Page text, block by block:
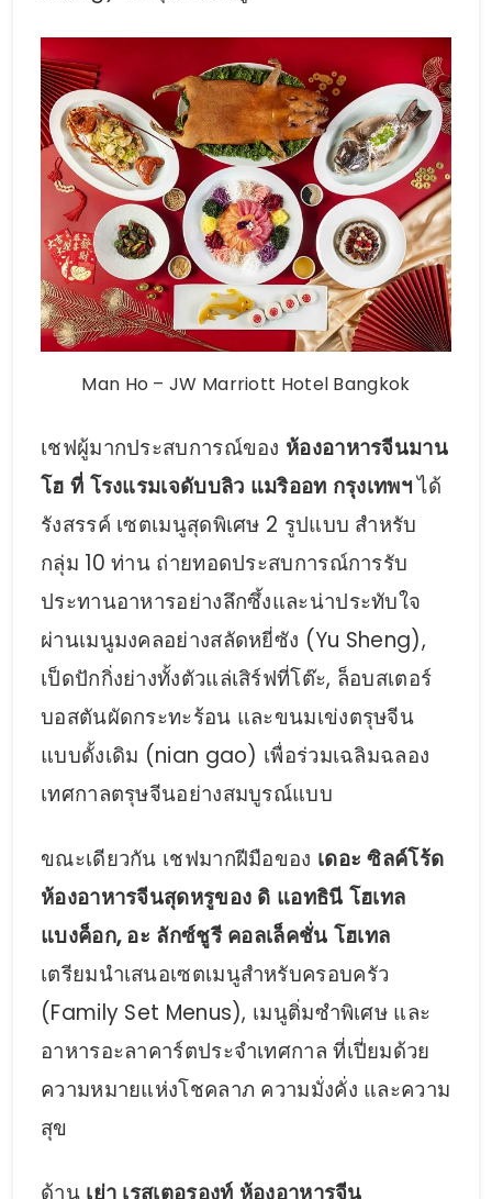
Man Ho – JW Marriott Hotel Bangkok
เชฟผู้มากประสบการณ์ของ ห้องอาหารจีนมาน
โฮ ที่ โรงแรมเจดับบลิว แมริออท กรุงเทพฯได้
รังสรรค์ เซตเมนูสุดพิเศษ 2 รูปแบบ สำหรับ
กลุ่ม 10 ท่าน ถ่ายทอดประสบการณ์การรับ
ประทานอาหารอย่างลึกซึ้งและน่าประทับใจ
ผ่านเมนูมงคลอย่างสลัดหยี่ซัง (Yu Sheng),
เป็ดปักกิ่งย่างทั้งตัวแล่เสิร์ฟที่โต๊ะ, ล็อบสเตอร์
บอสตันผัดกระทะร้อน และขนมเข่งตรุษจีน
แบบดั้งเดิม (nian gao) เพื่อร่วมเฉลิมฉลอง
เทศกาลตรุษจีนอย่างสมบูรณ์แบบ
ขณะเดียวกัน เชฟมากฝีมือของ เดอะ ซิลค์โร้ด
ห้องอาหารจีนสุดหรูของ ดิ แอทธินี โฮเทล
แบงค็อก, อะ ลักซ์ชูรี คอลเล็คชั่น โฮเทล
เตรียมนำเสนอเซตเมนูสำหรับครอบครัว
(Family Set Menus), เมนูติ่มซำพิเศษ และ
อาหารอะลาคาร์ตประจำเทศกาล ที่เปี่ยมด้วย
ความหมายแห่งโชคลาภ ความมั่งคั่ง และความ
สุข
ด้าน เย่า เรสเตอรองท์ ห้องอาหารจีน